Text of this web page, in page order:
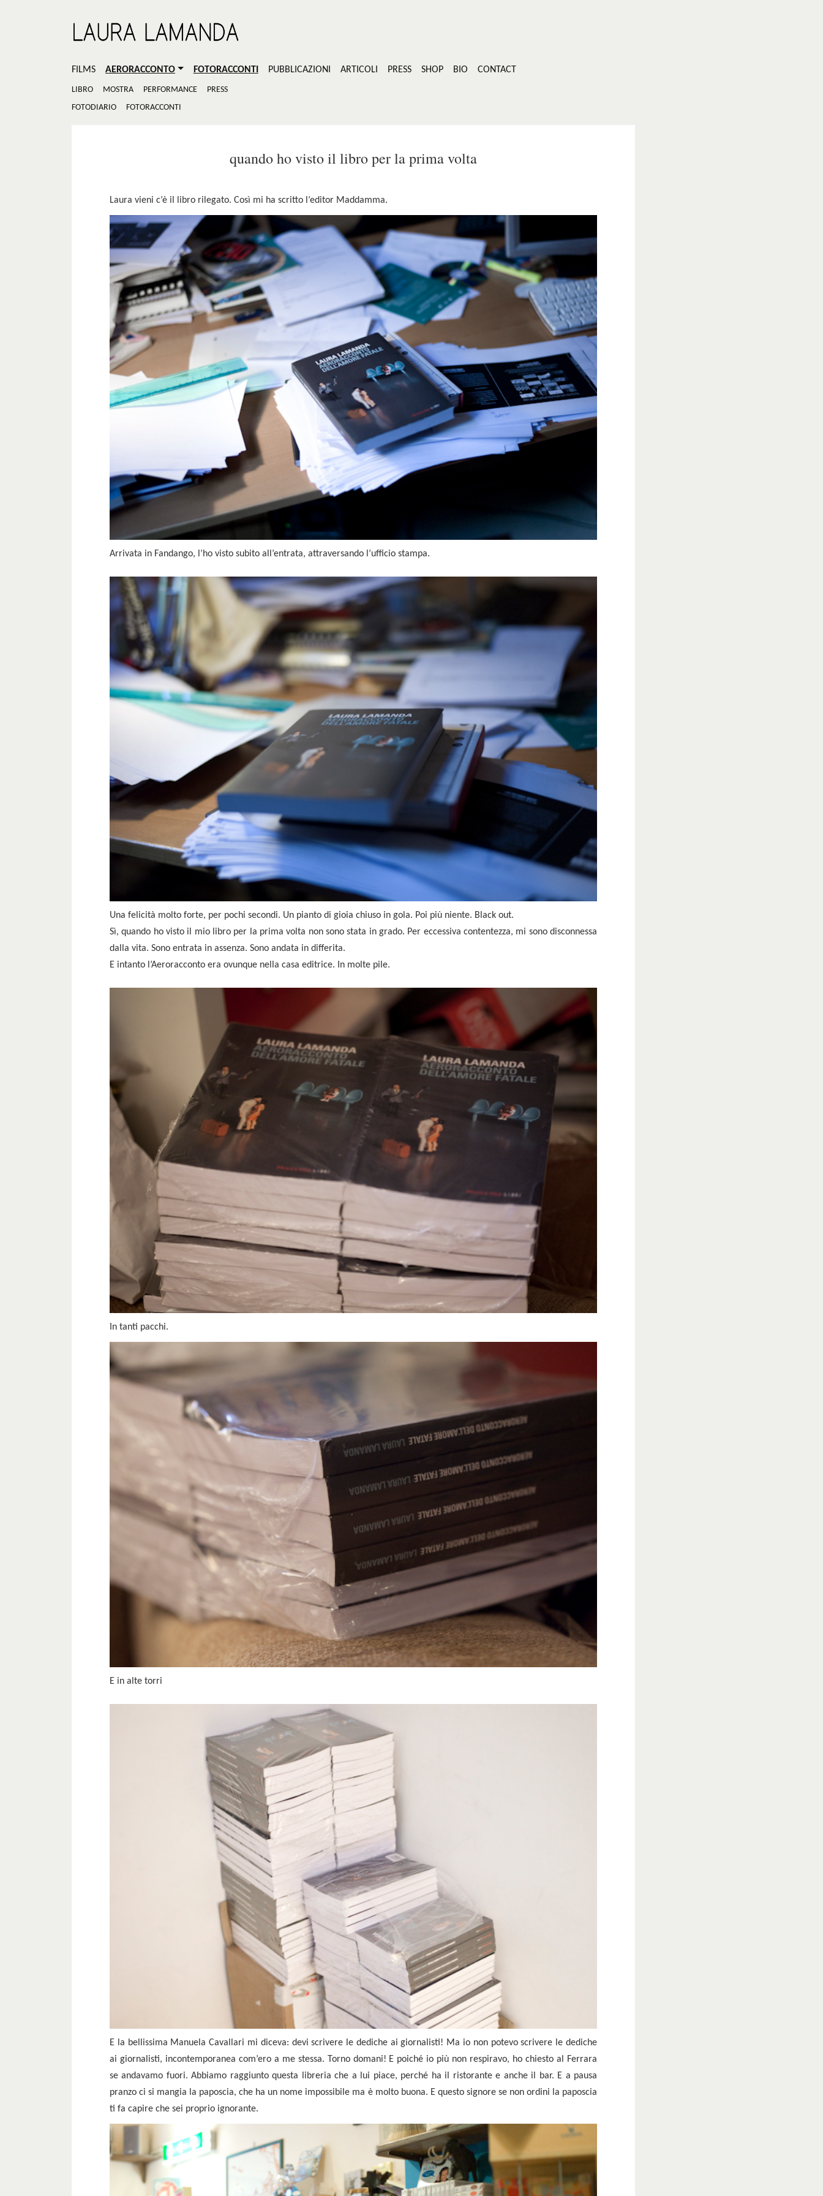
FILMS AERORACCONTO FOTORACCONTI PUBBLICAZIONI ARTICOLI PRESS SHOP BIO CONTACT
LIBRO MOSTRA PERFORMANCE
PRESS
FOTODIARIO
FOTORACCONTI
quando ho visto il libro per la prima volta
Laura vieni c’è il libro rilegato. Così mi ha scritto l’editor Maddamma.
Arrivata in Fandango, l’ho visto subito all’entrata, attraversando l’ufficio stampa.
Una felicità molto forte, per pochi secondi. Un pianto di gioia chiuso in gola. Poi più niente. Black out.
Sì, quando ho visto il mio libro per la prima volta non sono stata in grado. Per eccessiva contentezza, mi sono disconnessa
dalla vita. Sono entrata in assenza. Sono andata in differita.
E intanto l’Aeroracconto era ovunque nella casa editrice. In molte pile.
In tanti pacchi.
E in alte torri
E la bellissima Manuela Cavallari mi diceva: devi scrivere le dediche ai giornalisti! Ma io non potevo scrivere le dediche
ai giornalisti, incontemporanea com’ero a me stessa. Torno domani! E poiché io più non respiravo, ho chiesto al Ferrara
se andavamo fuori. Abbiamo raggiunto questa libreria che a lui piace, perché ha il ristorante e anche il bar. E a pausa
pranzo ci si mangia la paposcia, che ha un nome impossibile ma è molto buona. E questo signore se non ordini la paposcia
ti fa capire che sei proprio ignorante.